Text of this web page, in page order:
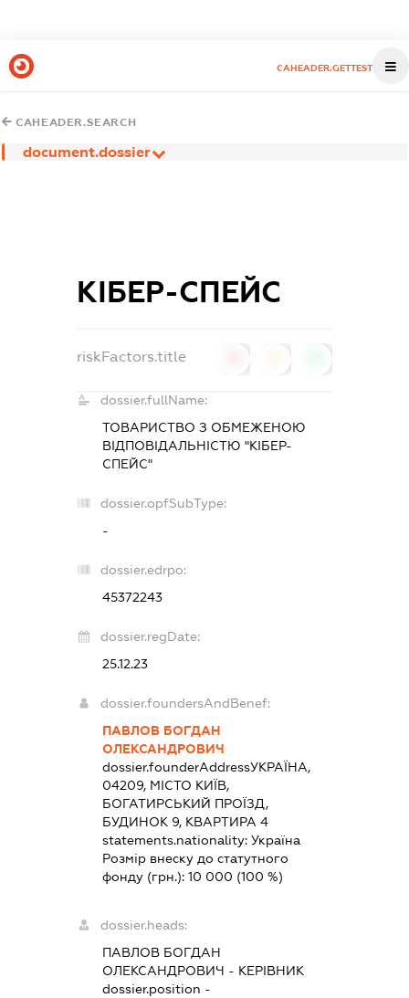
CAHEADER.GETTEST
CAHEADER.SEARCH
document.dossier
КІБЕР-СПЕЙС
riskFactors.title
dossier.fullName:
ТОВАРИСТВО З ОБМЕЖЕНОЮ
ВІДПОВІДАЛЬНІСТЮ "КІБЕР-
СПЕЙС"
dossier.opfSubType:
-
dossier.edrpo:
45372243
dossier.regDate:
25.12.23
dossier.foundersAndBenef:
ПАВЛОВ БОГДАН
ОЛЕКСАНДРОВИЧ
dossier.founderAddressУКРАЇНА,
04209, МІСТО КИЇВ,
БОГАТИРСЬКИЙ ПРОЇЗД,
БУДИНОК 9, КВАРТИРА 4
statements.nationality:Україна
Розмір внеску до статутного
фонду (грн.):10 000 (100 %)
dossier.heads:
ПАВЛОВ БОГДАН
ОЛЕКСАНДРОВИЧ - КЕРІВНИК
dossier.position -